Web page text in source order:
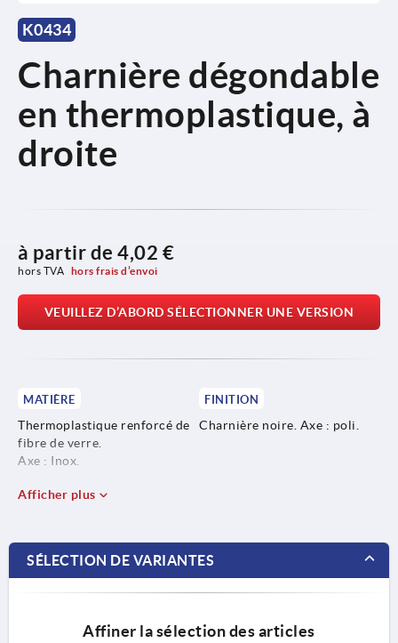
K0434
Charnière dégondable
en thermoplastique, à
droite
à partir de 4,02 €
hors TVA hors frais d’envoi
VEUILLEZ D’ABORD SÉLECTIONNER UNE VERSION
MATIÈRE
Thermoplastique renforcé de
fibre de verre.
Axe : Inox.
FINITION
Charnière noire. Axe : poli.
Afficher plus
SÉLECTION DE VARIANTES
Affiner la sélection des articles